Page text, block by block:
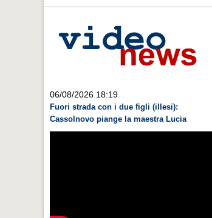
06/08/2026 18:19
Fuori strada con i due figli (illesi):
Cassolnovo piange la maestra Lucia